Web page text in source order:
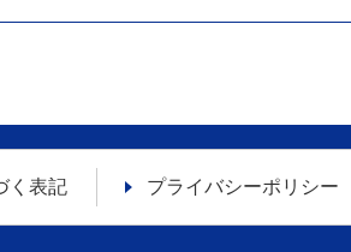
く表記 プライバシーポリシー